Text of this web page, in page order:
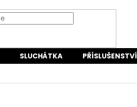
SLUCHÁTKA PŘÍSLUŠENSTVÍ